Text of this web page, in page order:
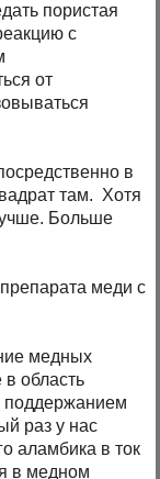
пористая
с
от
в
там. Хотя
Больше
меди с
медных
область
поддержанием
раз у нас
аламбика в ток
в медном